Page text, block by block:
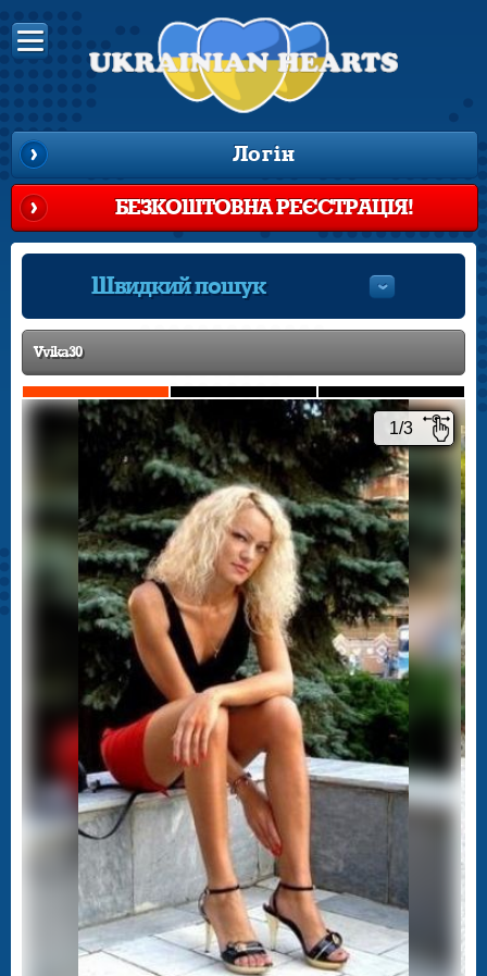
Логін
БЕЗКОШТОВНА РЕЄСТРАЦІЯ!
Швидкий пошук
Vvika30
1/3